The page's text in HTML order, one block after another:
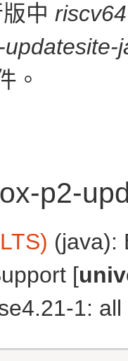
中 riscv64
。
p2-
(java):
[
1: all